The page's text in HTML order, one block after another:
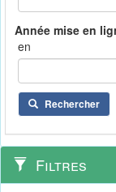
en
Rechercher
Filtres